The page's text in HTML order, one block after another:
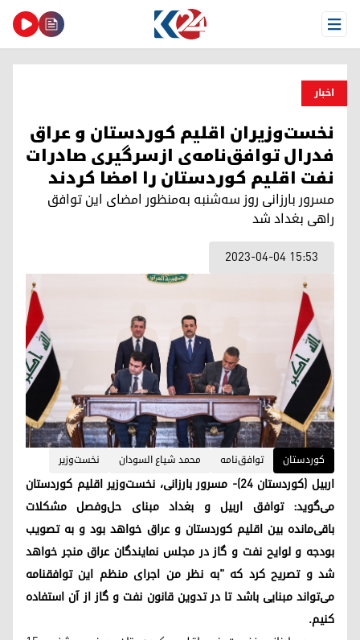
Open Menu
اخبار
نخست‌وزیران اقلیم کوردستان و عراق
فدرال توافق‌نامه‌ی ازسرگیری صادرات
نفت اقلیم کوردستان را امضا کردند
مسرور بارزانی روز سه‌شنبه به‌منظور امضای این توافق
راهی بغداد شد
2023-04-04 15:53
کوردستان توافق‌نامه محمد شیاع السودان نخست‌وزیر
اربیل (کوردستان ۲۴)- مسرور بارزانی، نخست‌وزیر اقلیم کوردستان
می‌گوید: توافق اربیل و بغداد مبنای حل‌وفصل مشکلات
باقی‌مانده بین اقلیم کوردستان و عراق خواهد بود و به تصویب
بودجه و لوایح نفت و گاز در مجلس نمایندگان عراق منجر خواهد
شد و تصریح کرد کە "به نظر من اجرای منظم این توافقنامه
می‌تواند مبنایی باشد تا در تدوین قانون نفت و گاز از آن استفاده
کنیم.